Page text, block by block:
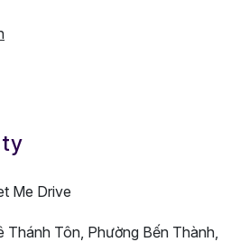
ty
Me Drive
Thánh Tôn, Phường Bến Thành,